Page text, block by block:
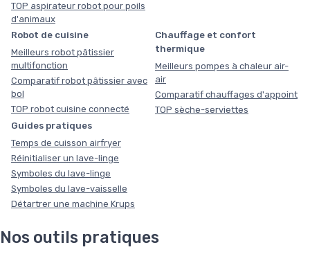
TOP aspirateur robot pour poils
d'animaux
Robot de cuisine
Meilleurs robot pâtissier
multifonction
Comparatif robot pâtissier avec
bol
TOP robot cuisine connecté
Chauffage et confort
thermique
Meilleurs pompes à chaleur air-
air
Comparatif chauffages d'appoint
TOP sèche-serviettes
Guides pratiques
Temps de cuisson airfryer
Réinitialiser un lave-linge
Symboles du lave-linge
Symboles du lave-vaisselle
Détartrer une machine Krups
Nos outils pratiques